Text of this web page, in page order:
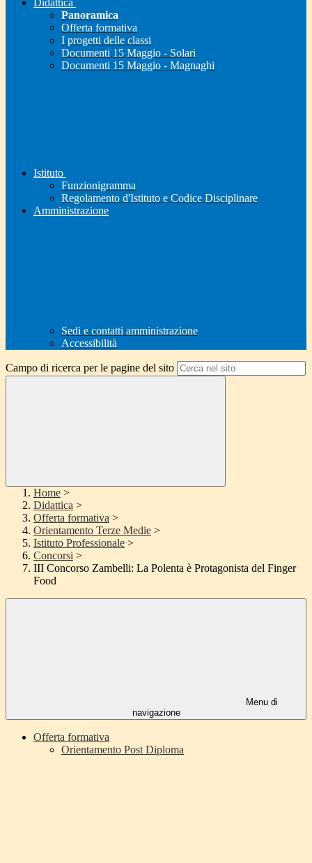
Didattica
Panoramica
Offerta formativa
I progetti delle classi
Documenti 15 Maggio - Solari
Documenti 15 Maggio - Magnaghi
Istituto
Funzionigramma
Regolamento d'Istituto e Codice Disciplinare
Amministrazione
Sedi e contatti amministrazione
Accessibilità
Campo di ricerca per le pagine del sito
Home >
Didattica >
Offerta formativa >
Orientamento Terze Medie >
Istituto Professionale >
Concorsi >
III Concorso Zambelli: La Polenta è Protagonista del Finger
Food
Menu di
navigazione
Offerta formativa
Orientamento Post Diploma